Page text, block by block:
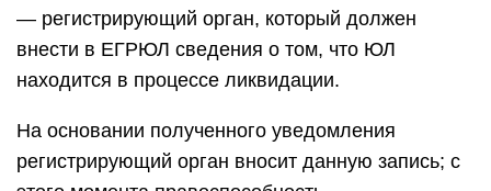
— регистрирующий орган, который должен
внести в ЕГРЮЛ сведения о том, что ЮЛ
находится в процессе ликвидации.
На основании полученного уведомления
регистрирующий орган вносит данную запись; с